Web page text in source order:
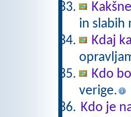
in slabih
Kdaj
Kdo
verige.
Kdo je